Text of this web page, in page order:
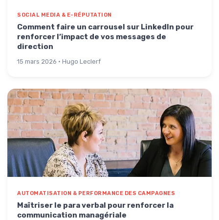
SOCIAL MEDIA & E-RÉPUTATION
Comment faire un carrousel sur LinkedIn pour
renforcer l’impact de vos messages de
direction
15 mars 2026 · Hugo Leclerf
AUTOMATISATION & PERFORMANCE DES CAMPAGNES
Maîtriser le para verbal pour renforcer la
communication managériale